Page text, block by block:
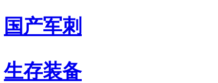
国产军刺
生存装备